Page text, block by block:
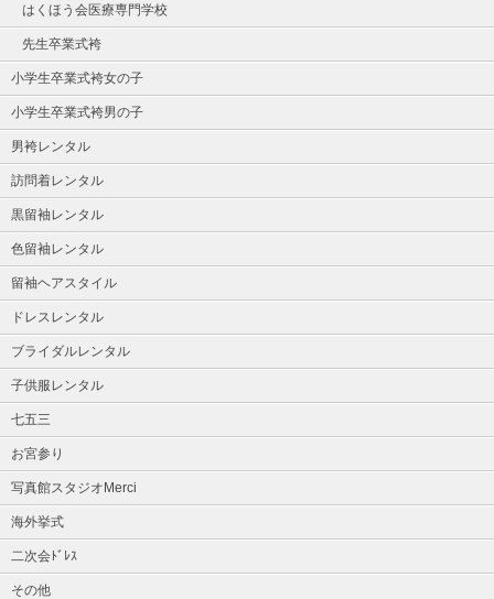
はくほう会医療専門学校
先生卒業式袴
小学生卒業式袴女の子
小学生卒業式袴男の子
男袴レンタル
訪問着レンタル
黒留袖レンタル
色留袖レンタル
留袖ヘアスタイル
ドレスレンタル
ブライダルレンタル
子供服レンタル
七五三
お宮参り
写真館スタジオMerci
海外挙式
二次会ﾄﾞﾚｽ
その他